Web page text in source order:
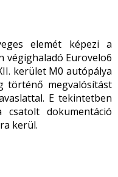
elemét képezi a
végighaladó Eurovelo6
kerület M0 autópálya
történő megvalósítást
E tekintetben
dokumentáció
kerül.